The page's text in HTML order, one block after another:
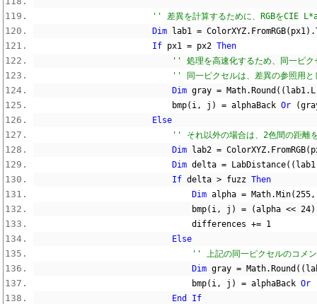
'' 差異を計算するために、RGBをCIE
Dim lab1 = ColorXYZ. FromRGB( px1).
If px1 = px2 Then
'' 処理を高速化するため、同一ピク
'' 同一ピクセルは、差異の参照用と
Dim gray = Math. Round (( lab1.
                            bmp
( i, j ) = alphaBack Or (
Else
'' それ以外の場合は、2色間の距離
Dim lab2 = ColorXYZ. FromRGB(
Dim delta = LabDistance(( lab1
If delta > fuzz Then
Dim alpha = Math. Min(255,
                                bmp
( i, j ) = (alpha << 24)
                                differences
+= 1
Else
'' 上記の同一ピクセルのコメ
Dim gray = Math. Round ((
                                bmp
( i, j ) = alphaBack Or
End
If